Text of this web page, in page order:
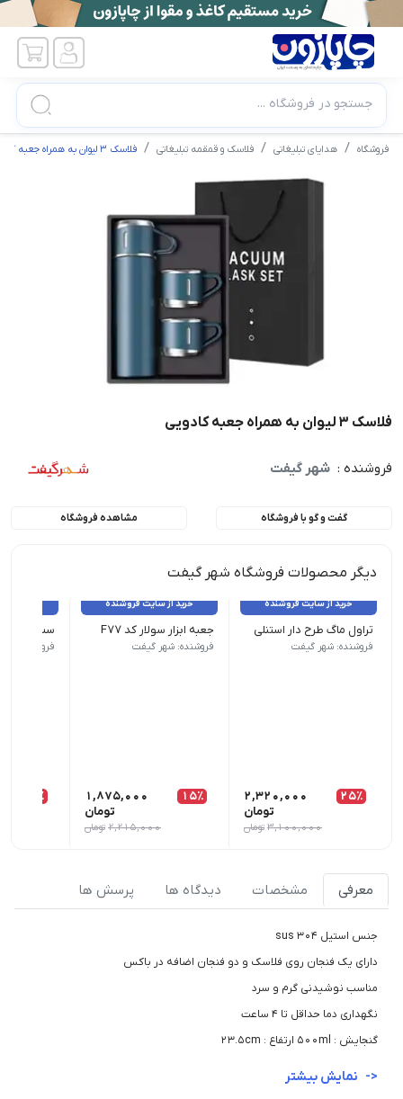
جستجو در فروشگاه ...
فروشگاه هدایای تبلیغاتی فلاسک و قمقمه تبلیغاتی
فلاسک 3 لیوان به همراه جعبه کادویی
فروشنده : شهر گیفت
گفت و گو با فروشگاه مشاهده فروشگاه
دیگر محصولات فروشگاه شهر گیفت
خرید از سایت فروشنده
تراول ماگ طرح دار استنلی
فروشنده: شهر گیفت
25٪
2,320,000
تومان
3,100,000 تومان
خرید از سایت فروشنده
جعبه ابزار سولار کد F77
چراغ قوه دارد | قابلیت شارژ خورشیدی
فروشنده: شهر گیفت
15٪
1,875,000
تومان
2,215,000 تومان
فلاسک
فروشنده:
10٪
معرفی مشخصات دیدگاه ها پرسش ها
جنس استیل 304 sus
دارای یک فنجان روی فلاسک و دو فنجان اضافه در باکس
مناسب نوشیدنی گرم و سرد
نگهداری دما حداقل تا 4 ساعت
گنجایش : 500ml ارتفاع : 23.5cm